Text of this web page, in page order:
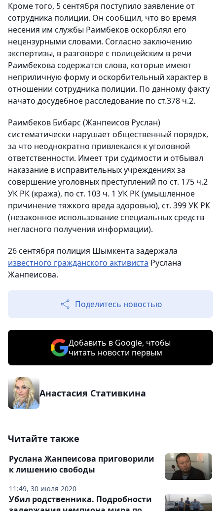
Кроме того, 5 сентября поступило заявление от
сотрудника полиции. Он сообщил, что во время
несения им службы Раимбеков оскорблял его
нецензурными словами. Согласно заключению
экспертизы, в разговоре с полицейским в речи
Раимбекова содержатся слова, которые имеют
неприличную форму и оскорбительный характер в
отношении сотрудника полиции. По данному факту
начато досудебное расследование по ст.378 ч.2.
Раимбеков Бибарс (Жанпеисов Руслан)
систематически нарушает общественный порядок,
за что неоднократно привлекался к уголовной
ответственности. Имеет три судимости и отбывал
наказание в исправительных учреждениях за
совершение уголовных преступлений по ст. 175 ч.2
УК РК (кража), по ст. 103 ч. 1 УК РК (умышленное
причинение тяжкого вреда здоровью), ст. 399 УК РК
(незаконное использование специальных средств
негласного получения информации).
26 сентября полиция Шымкента задержала
известного гражданского активиста Руслана
Жанпеисова.
Поделитесь новостью
Добавить в Google, чтобы
читать новости первым
Анастасия Стативкина
Читайте также
11:49, 30 июля 2020
Руслана Жанпеисова приговорили
к лишению свободы
Убил родственника. Подробности